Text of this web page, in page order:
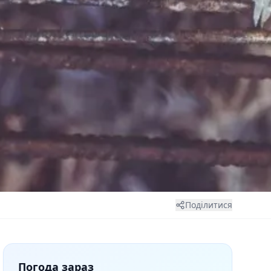
Поділитися
Погода зараз